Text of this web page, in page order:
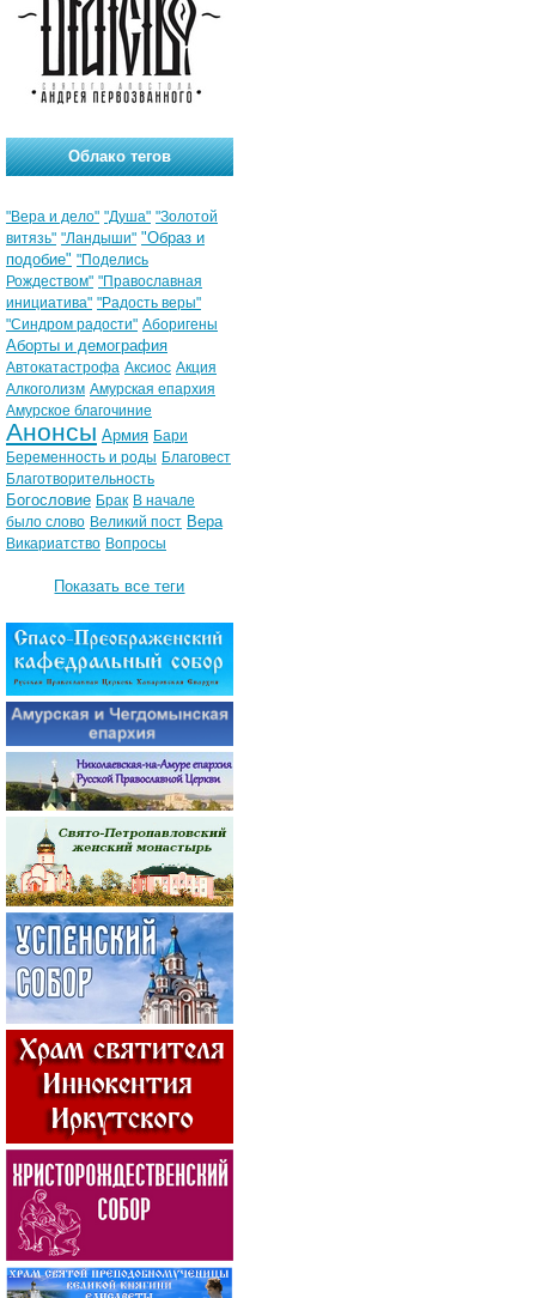
Облако тегов
"Вера и дело" "Душа" "Золотой
витязь" "Ландыши" "Образ и
подобие" "Поделись
Рождеством" "Православная
инициатива" "Радость веры"
"Синдром радости" Аборигены
Аборты и демография
Автокатастрофа Аксиос Акция
Алкоголизм Амурская епархия
Амурское благочиние
Анонсы Армия Бари
Беременность и роды Благовест
Благотворительность
Богословие Брак В начале
было слово Великий пост Вера
Викариатство Вопросы
Показать все теги